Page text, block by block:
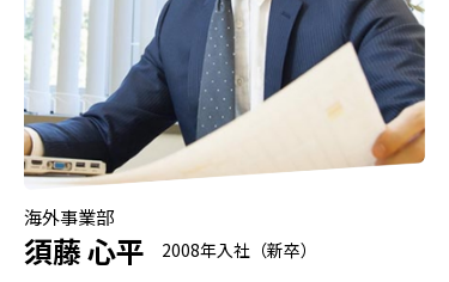
海外事業部
須藤 心平 2008年入社（新卒）